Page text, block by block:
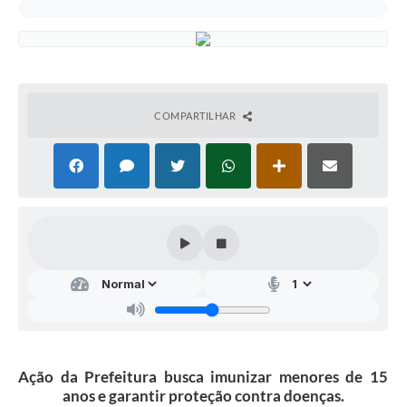
COMPARTILHAR
Ação da Prefeitura busca imunizar menores de 15
anos e garantir proteção contra doenças.